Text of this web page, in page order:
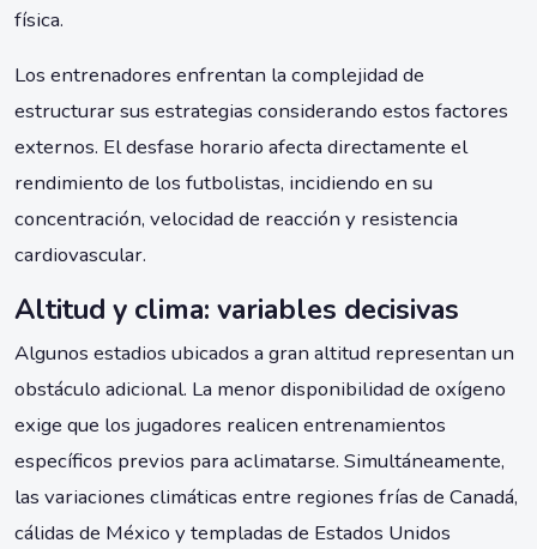
física.
Los entrenadores enfrentan la complejidad de
estructurar sus estrategias considerando estos factores
externos. El desfase horario afecta directamente el
rendimiento de los futbolistas, incidiendo en su
concentración, velocidad de reacción y resistencia
cardiovascular.
Altitud y clima: variables decisivas
Algunos estadios ubicados a gran altitud representan un
obstáculo adicional. La menor disponibilidad de oxígeno
exige que los jugadores realicen entrenamientos
específicos previos para aclimatarse. Simultáneamente,
las variaciones climáticas entre regiones frías de Canadá,
cálidas de México y templadas de Estados Unidos